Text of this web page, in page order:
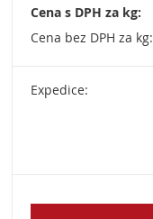
Cena s DPH za kg:
Cena bez DPH za kg:
Expedice: